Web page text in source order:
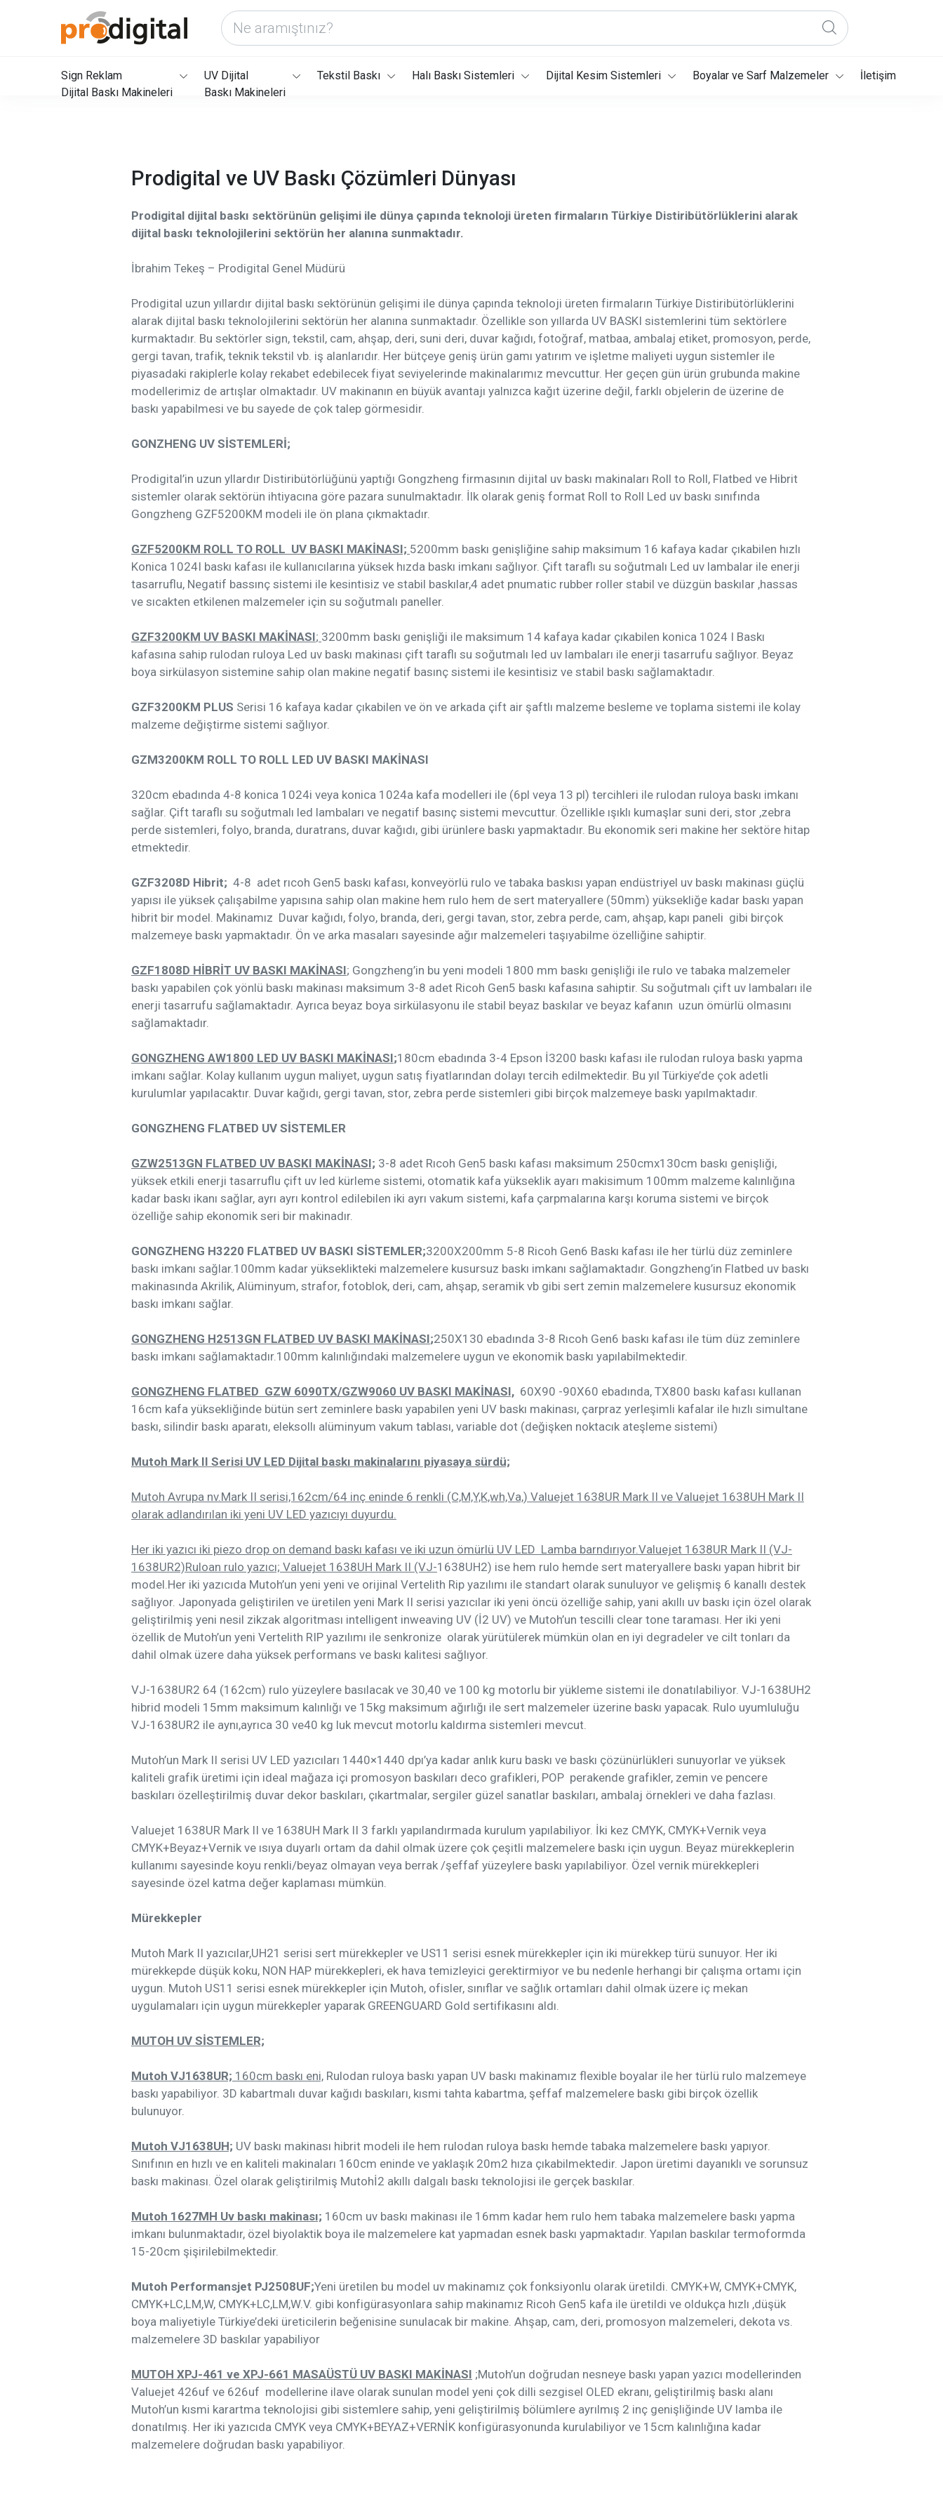
Sign Reklam
Dijital Baskı Makineleri
UV Dijital
Baskı Makineleri
Tekstil Baskı Halı Baskı Sistemleri Dijital Kesim Sistemleri Boyalar ve Sarf Malzemeler İletişim
Prodigital ve UV Baskı Çözümleri Dünyası
Prodigital dijital baskı sektörünün gelişimi ile dünya çapında teknoloji üreten firmaların Türkiye Distiribütörlüklerini alarak
dijital baskı teknolojilerini sektörün her alanına sunmaktadır.
İbrahim Tekeş – Prodigital Genel Müdürü
Prodigital uzun yıllardır dijital baskı sektörünün gelişimi ile dünya çapında teknoloji üreten firmaların Türkiye Distiribütörlüklerini
alarak dijital baskı teknolojilerini sektörün her alanına sunmaktadır. Özellikle son yıllarda UV BASKI sistemlerini tüm sektörlere
kurmaktadır. Bu sektörler sign, tekstil, cam, ahşap, deri, suni deri, duvar kağıdı, fotoğraf, matbaa, ambalaj etiket, promosyon, perde,
gergi tavan, trafik, teknik tekstil vb. iş alanlarıdır. Her bütçeye geniş ürün gamı yatırım ve işletme maliyeti uygun sistemler ile
piyasadaki rakiplerle kolay rekabet edebilecek fiyat seviyelerinde makinalarımız mevcuttur. Her geçen gün ürün grubunda makine
modellerimiz de artışlar olmaktadır. UV makinanın en büyük avantajı yalnızca kağıt üzerine değil, farklı objelerin de üzerine de
baskı yapabilmesi ve bu sayede de çok talep görmesidir.
GONZHENG UV SİSTEMLERİ;
Prodigital’in uzun yllardır Distiribütörlüğünü yaptığı Gongzheng firmasının dijital uv baskı makinaları Roll to Roll, Flatbed ve Hibrit
sistemler olarak sektörün ihtiyacına göre pazara sunulmaktadır. İlk olarak geniş format Roll to Roll Led uv baskı sınıfında
Gongzheng GZF5200KM modeli ile ön plana çıkmaktadır.
GZF5200KM ROLL TO ROLL UV BASKI MAKİNASI; 5200mm baskı genişliğine sahip maksimum 16 kafaya kadar çıkabilen hızlı
Konica 1024I baskı kafası ile kullanıcılarına yüksek hızda baskı imkanı sağlıyor. Çift taraflı su soğutmalı Led uv lambalar ile enerji
tasarruflu, Negatif bassınç sistemi ile kesintisiz ve stabil baskılar,4 adet pnumatic rubber roller stabil ve düzgün baskılar ,hassas
ve sıcakten etkilenen malzemeler için su soğutmalı paneller.
GZF3200KM UV BASKI MAKİNASI; 3200mm baskı genişliği ile maksimum 14 kafaya kadar çıkabilen konica 1024 I Baskı
kafasına sahip rulodan ruloya Led uv baskı makinası çift taraflı su soğutmalı led uv lambaları ile enerji tasarrufu sağlıyor. Beyaz
boya sirkülasyon sistemine sahip olan makine negatif basınç sistemi ile kesintisiz ve stabil baskı sağlamaktadır.
GZF3200KM PLUS Serisi 16 kafaya kadar çıkabilen ve ön ve arkada çift air şaftlı malzeme besleme ve toplama sistemi ile kolay
malzeme değiştirme sistemi sağlıyor.
GZM3200KM ROLL TO ROLL LED UV BASKI MAKİNASI
320cm ebadında 4-8 konica 1024i veya konica 1024a kafa modelleri ile (6pl veya 13 pl) tercihleri ile rulodan ruloya baskı imkanı
sağlar. Çift taraflı su soğutmalı led lambaları ve negatif basınç sistemi mevcuttur. Özellikle ışıklı kumaşlar suni deri, stor ,zebra
perde sistemleri, folyo, branda, duratrans, duvar kağıdı, gibi ürünlere baskı yapmaktadır. Bu ekonomik seri makine her sektöre hitap
etmektedir.
GZF3208D Hibrit; 4-8 adet rıcoh Gen5 baskı kafası, konveyörlü rulo ve tabaka baskısı yapan endüstriyel uv baskı makinası güçlü
yapısı ile yüksek çalışabilme yapısına sahip olan makine hem rulo hem de sert materyallere (50mm) yüksekliğe kadar baskı yapan
hibrit bir model. Makinamız Duvar kağıdı, folyo, branda, deri, gergi tavan, stor, zebra perde, cam, ahşap, kapı paneli gibi birçok
malzemeye baskı yapmaktadır. Ön ve arka masaları sayesinde ağır malzemeleri taşıyabilme özelliğine sahiptir.
GZF1808D HİBRİT UV BASKI MAKİNASI; Gongzheng’in bu yeni modeli 1800 mm baskı genişliği ile rulo ve tabaka malzemeler
baskı yapabilen çok yönlü baskı makinası maksimum 3-8 adet Ricoh Gen5 baskı kafasına sahiptir. Su soğutmalı çift uv lambaları ile
enerji tasarrufu sağlamaktadır. Ayrıca beyaz boya sirkülasyonu ile stabil beyaz baskılar ve beyaz kafanın uzun ömürlü olmasını
sağlamaktadır.
GONGZHENG AW1800 LED UV BASKI MAKİNASI;180cm ebadında 3-4 Epson İ3200 baskı kafası ile rulodan ruloya baskı yapma
imkanı sağlar. Kolay kullanım uygun maliyet, uygun satış fiyatlarından dolayı tercih edilmektedir. Bu yıl Türkiye’de çok adetli
kurulumlar yapılacaktır. Duvar kağıdı, gergi tavan, stor, zebra perde sistemleri gibi birçok malzemeye baskı yapılmaktadır.
GONGZHENG FLATBED UV SİSTEMLER
GZW2513GN FLATBED UV BASKI MAKİNASI; 3-8 adet Rıcoh Gen5 baskı kafası maksimum 250cmx130cm baskı genişliği,
yüksek etkili enerji tasarruflu çift uv led kürleme sistemi, otomatik kafa yükseklik ayarı makisimum 100mm malzeme kalınlığına
kadar baskı ikanı sağlar, ayrı ayrı kontrol edilebilen iki ayrı vakum sistemi, kafa çarpmalarına karşı koruma sistemi ve birçok
özelliğe sahip ekonomik seri bir makinadır.
GONGZHENG H3220 FLATBED UV BASKI SİSTEMLER;3200X200mm 5-8 Ricoh Gen6 Baskı kafası ile her türlü düz zeminlere
baskı imkanı sağlar.100mm kadar yükseklikteki malzemelere kusursuz baskı imkanı sağlamaktadır. Gongzheng’in Flatbed uv baskı
makinasında Akrilik, Alüminyum, strafor, fotoblok, deri, cam, ahşap, seramik vb gibi sert zemin malzemelere kusursuz ekonomik
baskı imkanı sağlar.
GONGZHENG H2513GN FLATBED UV BASKI MAKİNASI;250X130 ebadında 3-8 Rıcoh Gen6 baskı kafası ile tüm düz zeminlere
baskı imkanı sağlamaktadır.100mm kalınlığındaki malzemelere uygun ve ekonomik baskı yapılabilmektedir.
GONGZHENG FLATBED GZW 6090TX/GZW9060 UV BASKI MAKİNASI, 60X90 -90X60 ebadında, TX800 baskı kafası kullanan
16cm kafa yüksekliğinde bütün sert zeminlere baskı yapabilen yeni UV baskı makinası, çarpraz yerleşimli kafalar ile hızlı simultane
baskı, silindir baskı aparatı, eleksollı alüminyum vakum tablası, variable dot (değişken noktacık ateşleme sistemi)
Mutoh Mark II Serisi UV LED Dijital baskı makinalarını piyasaya sürdü;
Mutoh Avrupa nv.Mark II serisi,162cm/64 inç eninde 6 renkli (C,M,Y,K,wh,Va,) Valuejet 1638UR Mark II ve Valuejet 1638UH Mark II
olarak adlandırılan iki yeni UV LED yazıcıyı duyurdu.
Her iki yazıcı iki piezo drop on demand baskı kafası ve iki uzun ömürlü UV LED Lamba barndırıyor.Valuejet 1638UR Mark II (VJ-
1638UR2)Ruloan rulo yazıcı; Valuejet 1638UH Mark II (VJ-1638UH2) ise hem rulo hemde sert materyallere baskı yapan hibrit bir
model.Her iki yazıcıda Mutoh’un yeni yeni ve orijinal Vertelith Rip yazılımı ile standart olarak sunuluyor ve gelişmiş 6 kanallı destek
sağlıyor. Japonyada geliştirilen ve üretilen yeni Mark II serisi yazıcılar iki yeni öncü özelliğe sahip, yani akıllı uv baskı için özel olarak
geliştirilmiş yeni nesil zikzak algoritması intelligent inweaving UV (İ2 UV) ve Mutoh’un tescilli clear tone taraması. Her iki yeni
özellik de Mutoh’un yeni Vertelith RIP yazılımı ile senkronize olarak yürütülerek mümkün olan en iyi degradeler ve cilt tonları da
dahil olmak üzere daha yüksek performans ve baskı kalitesi sağlıyor.
VJ-1638UR2 64 (162cm) rulo yüzeylere basılacak ve 30,40 ve 100 kg motorlu bir yükleme sistemi ile donatılabiliyor. VJ-1638UH2
hibrid modeli 15mm maksimum kalınlığı ve 15kg maksimum ağırlığı ile sert malzemeler üzerine baskı yapacak. Rulo uyumluluğu
VJ-1638UR2 ile aynı,ayrıca 30 ve40 kg luk mevcut motorlu kaldırma sistemleri mevcut.
Mutoh’un Mark II serisi UV LED yazıcıları 1440×1440 dpı’ya kadar anlık kuru baskı ve baskı çözünürlükleri sunuyorlar ve yüksek
kaliteli grafik üretimi için ideal mağaza içi promosyon baskıları deco grafikleri, POP perakende grafikler, zemin ve pencere
baskıları özelleştirilmiş duvar dekor baskıları, çıkartmalar, sergiler güzel sanatlar baskıları, ambalaj örnekleri ve daha fazlası.
Valuejet 1638UR Mark II ve 1638UH Mark II 3 farklı yapılandırmada kurulum yapılabiliyor. İki kez CMYK, CMYK+Vernik veya
CMYK+Beyaz+Vernik ve ısıya duyarlı ortam da dahil olmak üzere çok çeşitli malzemelere baskı için uygun. Beyaz mürekkeplerin
kullanımı sayesinde koyu renkli/beyaz olmayan veya berrak /şeffaf yüzeylere baskı yapılabiliyor. Özel vernik mürekkepleri
sayesinde özel katma değer kaplaması mümkün.
Mürekkepler
Mutoh Mark II yazıcılar,UH21 serisi sert mürekkepler ve US11 serisi esnek mürekkepler için iki mürekkep türü sunuyor. Her iki
mürekkepde düşük koku, NON HAP mürekkepleri, ek hava temizleyici gerektirmiyor ve bu nedenle herhangi bir çalışma ortamı için
uygun. Mutoh US11 serisi esnek mürekkepler için Mutoh, ofisler, sınıflar ve sağlık ortamları dahil olmak üzere iç mekan
uygulamaları için uygun mürekkepler yaparak GREENGUARD Gold sertifikasını aldı.
MUTOH UV SİSTEMLER;
Mutoh VJ1638UR; 160cm baskı eni,Rulodan ruloya baskı yapan UV baskı makinamız flexible boyalar ile her türlü rulo malzemeye
baskı yapabiliyor. 3D kabartmalı duvar kağıdı baskıları, kısmi tahta kabartma, şeffaf malzemelere baskı gibi birçok özellik
bulunuyor.
Mutoh VJ1638UH; UV baskı makinası hibrit modeli ile hem rulodan ruloya baskı hemde tabaka malzemelere baskı yapıyor.
Sınıfının en hızlı ve en kaliteli makinaları 160cm eninde ve yaklaşık 20m2 hıza çıkabilmektedir. Japon üretimi dayanıklı ve sorunsuz
baskı makinası. Özel olarak geliştirilmiş Mutohİ2 akıllı dalgalı baskı teknolojisi ile gerçek baskılar.
Mutoh 1627MH Uv baskı makinası; 160cm uv baskı makinası ile 16mm kadar hem rulo hem tabaka malzemelere baskı yapma
imkanı bulunmaktadır, özel biyolaktik boya ile malzemelere kat yapmadan esnek baskı yapmaktadır. Yapılan baskılar termoformda
15-20cm şişirilebilmektedir.
Mutoh Performansjet PJ2508UF;Yeni üretilen bu model uv makinamız çok fonksiyonlu olarak üretildi. CMYK+W, CMYK+CMYK,
CMYK+LC,LM,W, CMYK+LC,LM,W.V. gibi konfigürasyonlara sahip makinamız Ricoh Gen5 kafa ile üretildi ve oldukça hızlı ,düşük
boya maliyetiyle Türkiye’deki üreticilerin beğenisine sunulacak bir makine. Ahşap, cam, deri, promosyon malzemeleri, dekota vs.
malzemelere 3D baskılar yapabiliyor
MUTOH XPJ-461 ve XPJ-661 MASAÜSTÜ UV BASKI MAKİNASI ;Mutoh’un doğrudan nesneye baskı yapan yazıcı modellerinden
Valuejet 426uf ve 626uf modellerine ilave olarak sunulan model yeni çok dilli sezgisel OLED ekranı, geliştirilmiş baskı alanı
Mutoh’un kısmi karartma teknolojisi gibi sistemlere sahip, yeni geliştirilmiş bölümlere ayrılmış 2 inç genişliğinde UV lamba ile
donatılmış. Her iki yazıcıda CMYK veya CMYK+BEYAZ+VERNİK konfigürasyonunda kurulabiliyor ve 15cm kalınlığına kadar
malzemelere doğrudan baskı yapabiliyor.